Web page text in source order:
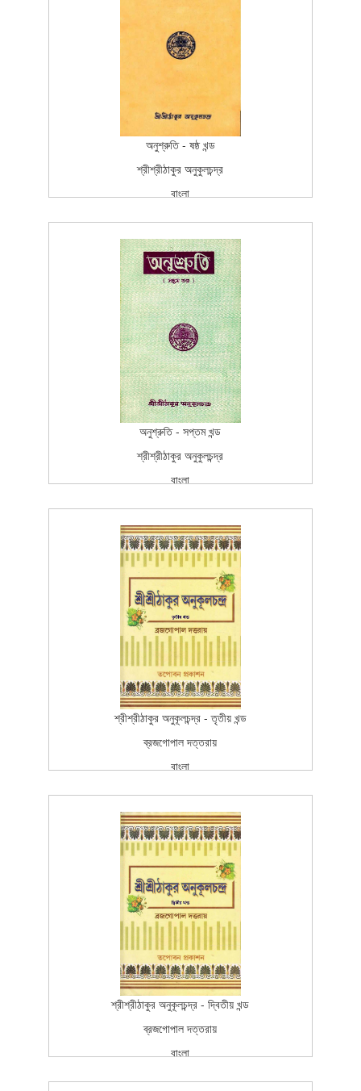
SCAN_BOOK
100
অনুশ্রুতি - ষষ্ঠ খন্ড
শ্রীশ্রীঠাকুর অনুকুলচন্দ্র
বাংলা
প্রকাশন
Fourth Edition
2005-10-25T15:26:37Z
SCAN_BOOK
100
অনুশ্রুতি - সপ্তম খন্ড
শ্রীশ্রীঠাকুর অনুকুলচন্দ্র
বাংলা
প্রকাশন
Fourth Edition
2005-10-25T15:26:37Z
SCAN_BOOK
100
শ্রীশ্রীঠাকুর অনুকূলচন্দ্র - তৃতীয় খন্ড
ব্রজগোপাল দত্তরায়
বাংলা
তপোবন প্রকাশন
Third Edition
2007-03-03T15:26:37Z
SCAN_BOOK
100
শ্রীশ্রীঠাকুর অনুকূলচন্দ্র - দ্বিতীয় খন্ড
ব্রজগোপাল দত্তরায়
বাংলা